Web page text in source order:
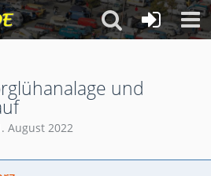
und
August 2022